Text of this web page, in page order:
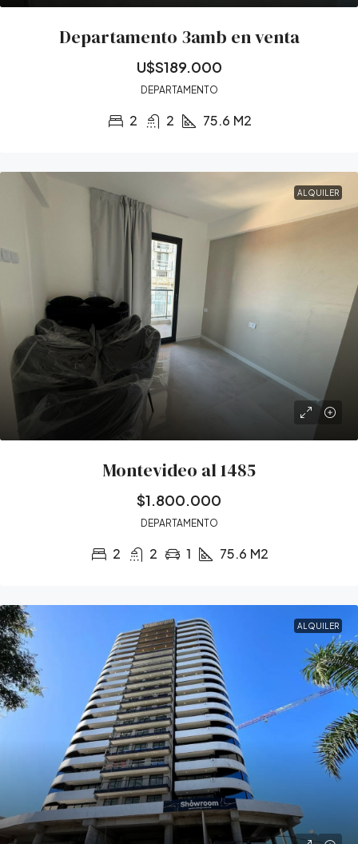
Departamento 3amb en venta
U$S189.000
DEPARTAMENTO
2 2 75.6 M2
ALQUILER
Montevideo al 1485
$1.800.000
DEPARTAMENTO
2 2 1 75.6 M2
ALQUILER